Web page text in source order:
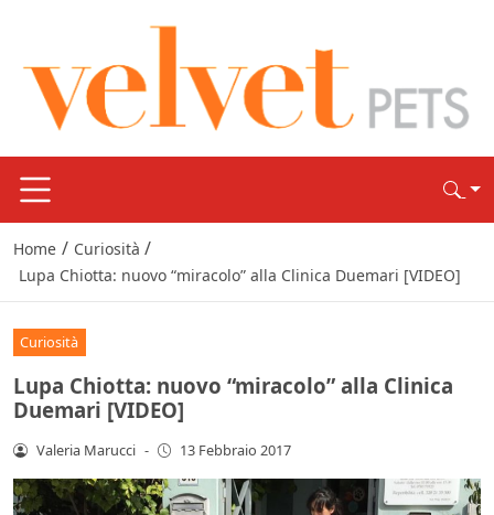
Home / Curiosità /
Lupa Chiotta: nuovo “miracolo” alla Clinica Duemari [VIDEO]
Curiosità
Lupa Chiotta: nuovo “miracolo” alla Clinica
Duemari [VIDEO]
Valeria Marucci - 13 Febbraio 2017